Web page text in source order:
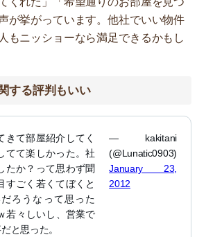
が挙がっています。他社でいい物件
もニッショーなら満足できるかもし
する評判もいい
きて部屋紹介してく
てて楽しかった。社
たか？って思わず聞
すごく若くてぼくと
ろうなって思った
若々しいし、営業で
と思った。
— kakitani
(@Lunatic0903)
January 23,
2012